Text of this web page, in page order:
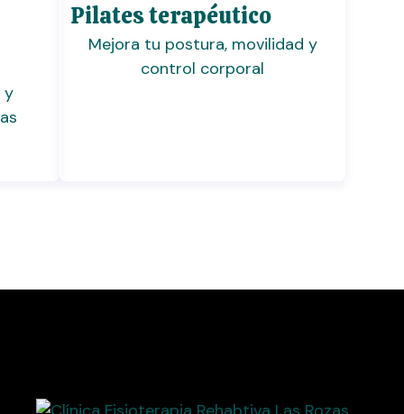
y
Pilates terapéutico
Mejora tu postura, movilidad y
control corporal